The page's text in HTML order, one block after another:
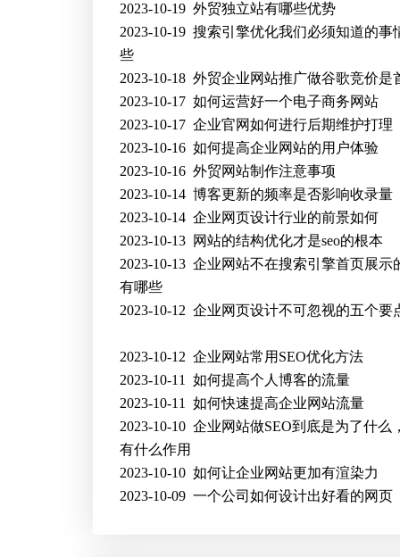
2023-10-19外贸独立站有哪些优势
2023-10-19搜索引擎优化我们必须知道的事
些
2023-10-18外贸企业网站推广做谷歌竞价是
2023-10-17如何运营好一个电子商务网站
2023-10-17企业官网如何进行后期维护打理
2023-10-16如何提高企业网站的用户体验
2023-10-16外贸网站制作注意事项
2023-10-14博客更新的频率是否影响收录量
2023-10-14企业网页设计行业的前景如何
2023-10-13 网站的结构优化才是seo的根本
2023-10-13企业网站不在搜索引擎首页展示
有哪些
2023-10-12企业网页设计不可忽视的五个要
2023-10-12企业网站常用SEO优化方法
2023-10-11如何提高个人博客的流量
2023-10-11如何快速提高企业网站流量
2023-10-10企业网站做SEO到底是为了什么
有什么作用
2023-10-10如何让企业网站更加有渲染力
2023-10-09一个公司如何设计出好看的网页